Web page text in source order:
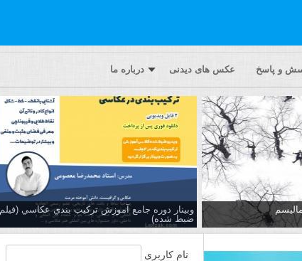
و پاسخ عکس های دیدنی درباره ما
وبینار دوره جامع آموزش تركيب بندي عكاسي (فیلم
ضبط شده)
نام کاربری